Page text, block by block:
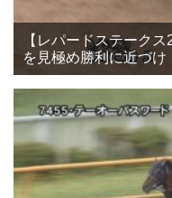
【レパードステーク
を見極め勝利に近づけ